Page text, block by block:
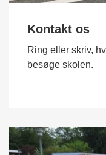
Kontakt os
Ring eller skriv,
besøge skolen.